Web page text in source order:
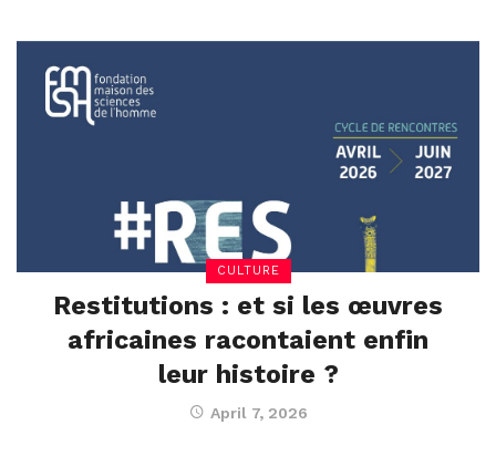
CULTURE
Restitutions : et si les œuvres
africaines racontaient enfin
leur histoire ?
April 7, 2026